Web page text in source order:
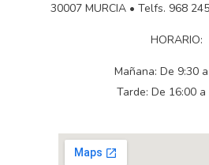
30007 MURCIA • Telfs. 968
HORARIO:
Mañana: De 9:30
Tarde: De 16:00 a